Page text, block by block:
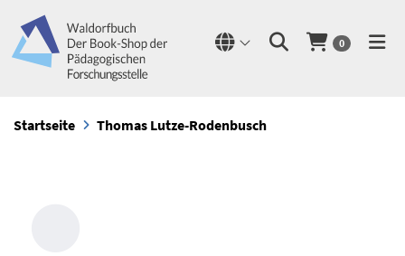
0
Startseite Thomas Lutze-Rodenbusch